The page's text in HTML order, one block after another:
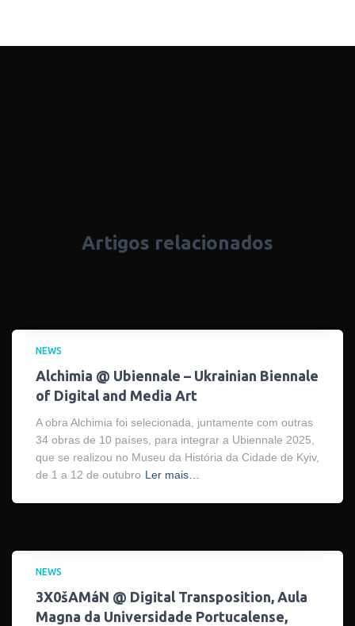
Artigos relacionados
NEWS
Alchimia @ Ubiennale – Ukrainian Biennale
of Digital and Media Art
A obra Alchimia foi selecionada, juntamente com outras
34 obras de 10 países, para integrar a Ubiennale 2025,
que se realizou no Museu da História da Cidade de Kyiv,
de 1 a 12 de outubro Ler mais…
NEWS
3X0šAMáN @ Digital Transposition, Aula
Magna da Universidade Portucalense,